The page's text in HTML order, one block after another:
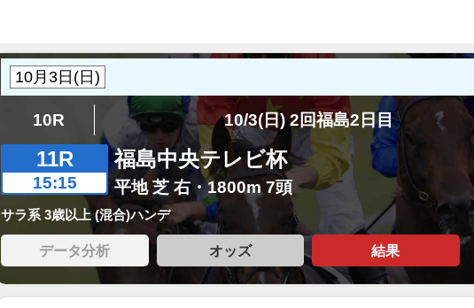
10R 10/3(日) 2回福島2日目
11R
15:15
福島中央テレビ杯
平地 芝 右・1800m 7頭
サラ系 3歳以上 (混合)ハンデ
データ分析 オッズ 結果